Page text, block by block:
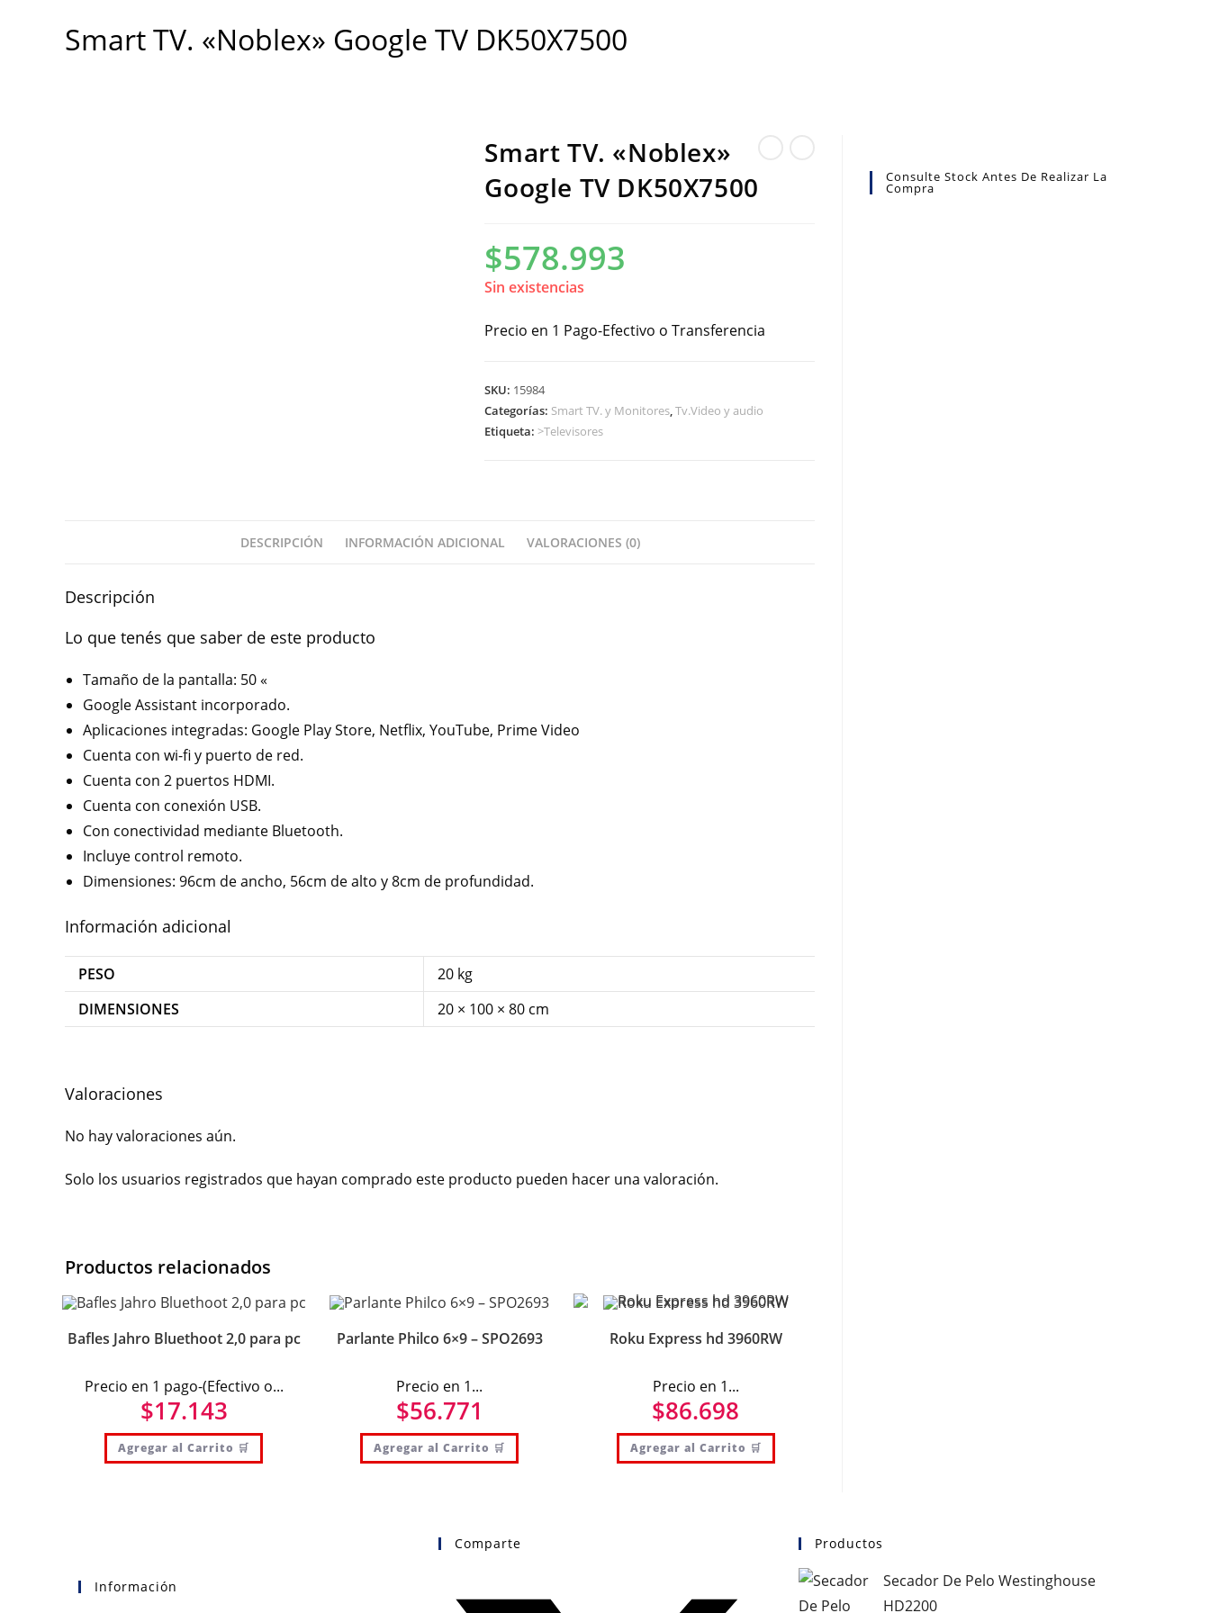
Smart TV. «Noblex» Google TV DK50X7500
Smart TV. «Noblex»
Google TV DK50X7500
$578.993
Sin existencias
Precio en 1 Pago-Efectivo o Transferencia
SKU: 15984
Categorías: Smart TV. y Monitores,Tv.Video y audio
Etiqueta:>Televisores
DESCRIPCIÓN INFORMACIÓN ADICIONAL VALORACIONES (0)
Descripción
Lo que tenés que saber de este producto
Tamaño de la pantalla: 50 «
Google Assistant incorporado.
Aplicaciones integradas: Google Play Store, Netflix, YouTube, Prime Video
Cuenta con wi-fi y puerto de red.
Cuenta con 2 puertos HDMI.
Cuenta con conexión USB.
Con conectividad mediante Bluetooth.
Incluye control remoto.
Dimensiones: 96cm de ancho, 56cm de alto y 8cm de profundidad.
Información adicional
PESO
20 kg
DIMENSIONES
20 × 100 × 80 cm
Valoraciones
No hay valoraciones aún.
Solo los usuarios registrados que hayan comprado este producto pueden hacer una valoración.
Productos relacionados
Bafles Jahro Bluethoot 2,0 para pc
Precio en 1 pago-(Efectivo o...
$17.143
Agregar al Carrito 🛒
Parlante Philco 6×9 – SPO2693
Precio en 1...
$56.771
Agregar al Carrito 🛒
Roku Express hd 3960RW
Precio en 1...
$86.698
Agregar al Carrito 🛒
Consulte Stock Antes De Realizar La
Compra
Información
Comparte Productos
Secador De Pelo Westinghouse
HD2200